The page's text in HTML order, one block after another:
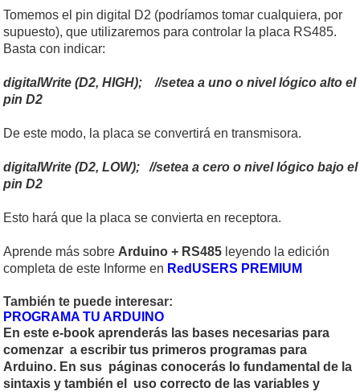
Tomemos el pin digital D2 (podríamos tomar cualquiera, por
supuesto), que utilizaremos para controlar la placa RS485.
Basta con indicar:
digitalWrite (D2, HIGH); //setea a uno o nivel lógico alto el
pin D2
De este modo, la placa se convertirá en transmisora.
digitalWrite (D2, LOW); //setea a cero o nivel lógico bajo el
pin D2
Esto hará que la placa se convierta en receptora.
Aprende más sobre Arduino + RS485 leyendo la edición
completa de este Informe en RedUSERS PREMIUM
También te puede interesar:
PROGRAMA TU ARDUINO
En este e-book aprenderás las bases necesarias para
comenzar a escribir tus primeros programas para
Arduino. En sus páginas conocerás lo fundamental de la
sintaxis y también el uso correcto de las variables y